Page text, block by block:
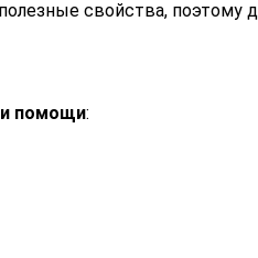
свойства, поэтому
помощи: